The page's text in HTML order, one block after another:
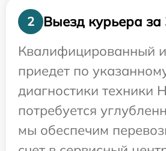
2
Выезд курьера за
Квалифицированный
приедет по
диагностики техники
потребуется
мы обеспечим